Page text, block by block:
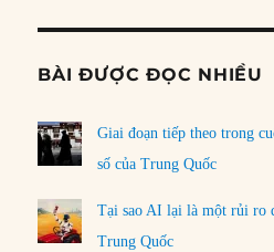
BÀI ĐƯỢC ĐỌC NHIỀU
Giai đoạn tiếp theo trong
số của Trung Quốc
Tại sao AI lại là một rủi ro
Trung Quốc